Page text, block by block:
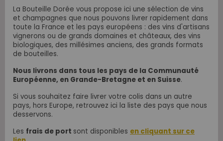
La Bouteille Dorée vous propose ici une sélection de vins
et champagnes que nous pouvons livrer rapidement dans
toute la France et les pays européens : des vins d'artisans
vignerons ou de grands domaines et châteaux, des vins
biologiques, des millésimes anciens, des grands formats
de bouteilles.
Nous livrons dans tous les pays de la Communauté
Européenne, en Grande-Bretagne et en Suisse.
Si vous souhaitez faire livrer votre colis dans un autre
pays, hors Europe, retrouvez ici la liste des pays que nous
desservons.
Les frais de port sont disponibles en cliquant sur ce